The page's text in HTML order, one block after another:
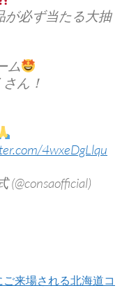
必ず当たる大抽
ム
ん！
4wxeDgLlqu
来場される北海道コ